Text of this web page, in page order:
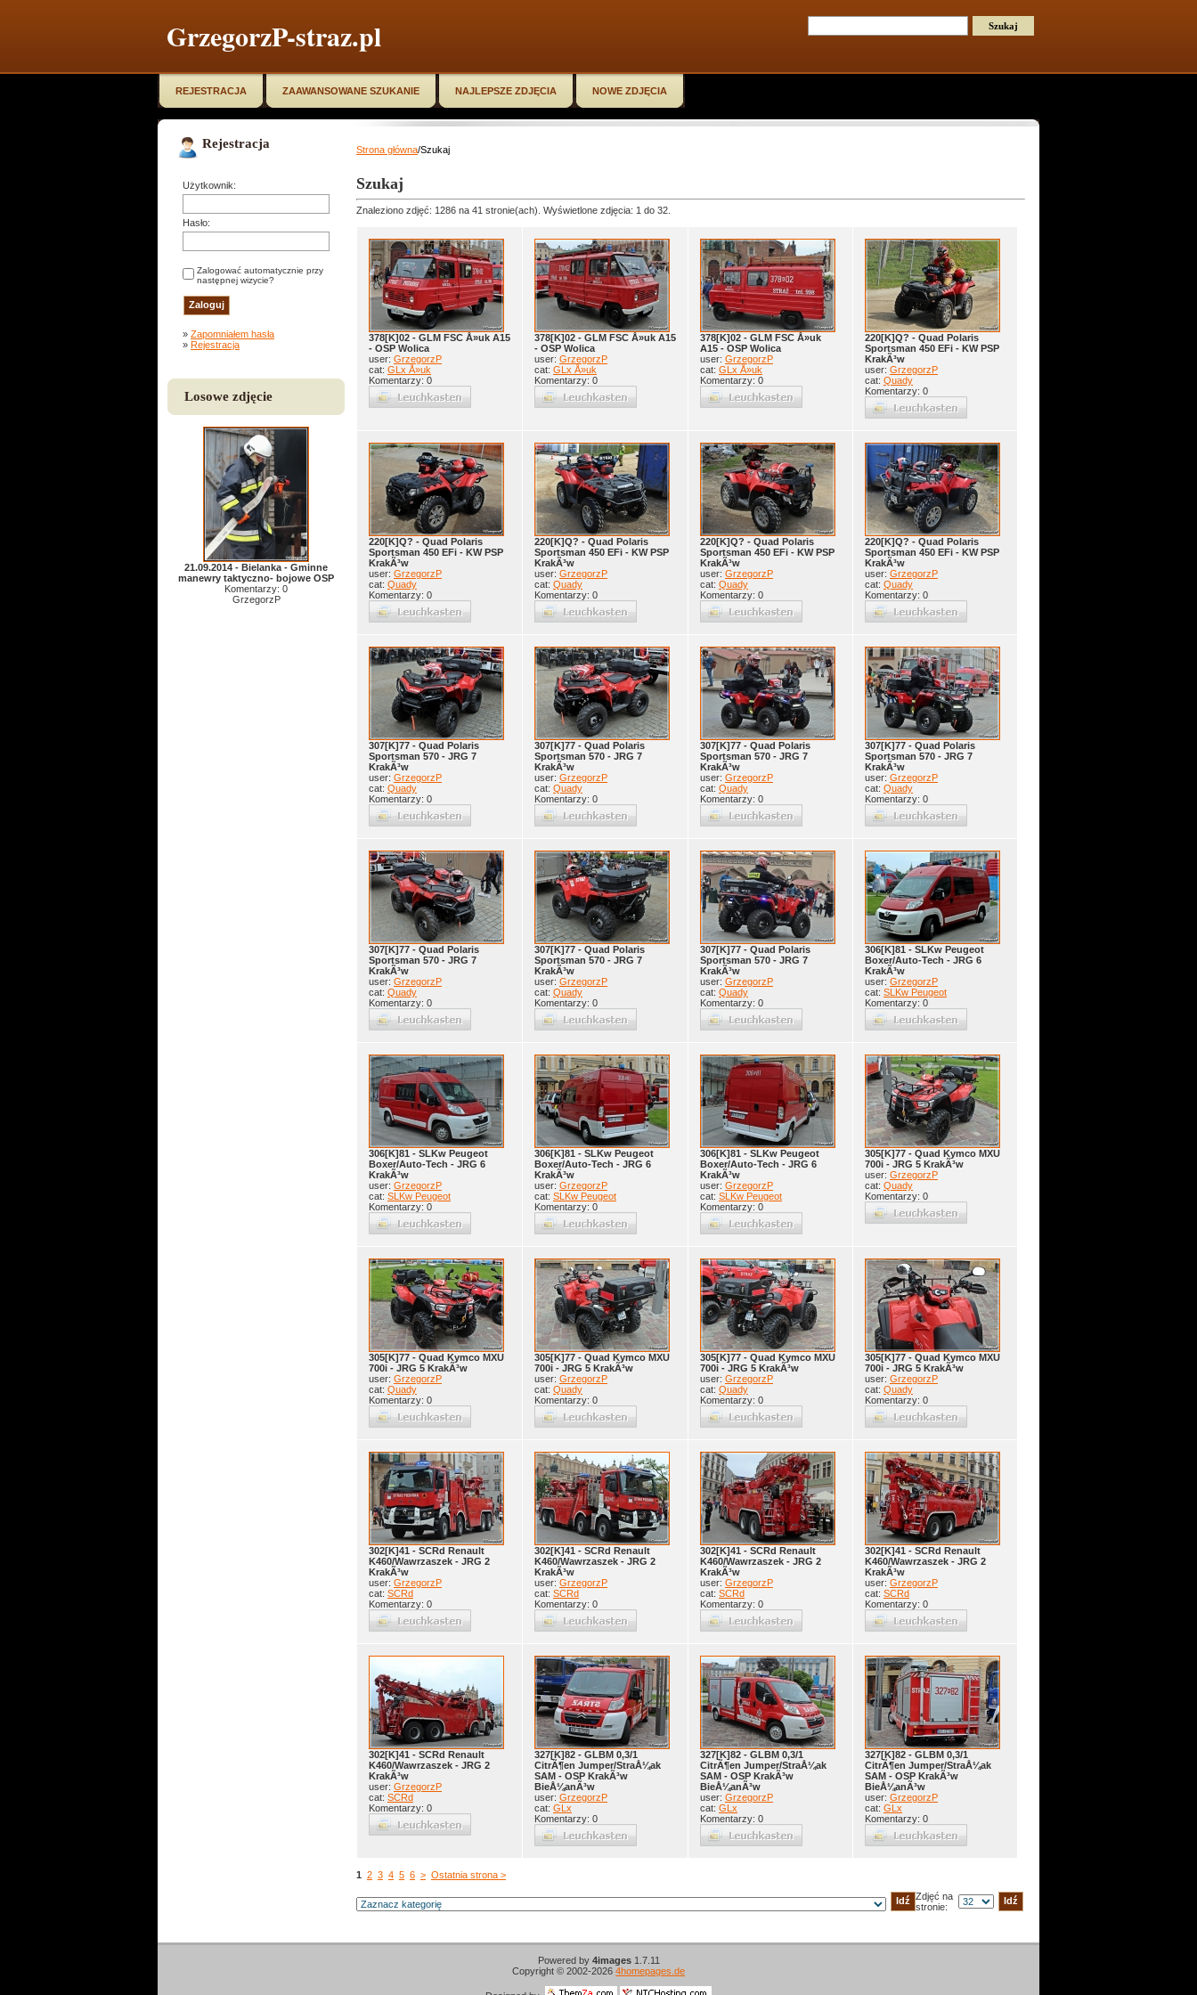
GrzegorzP-straz.pl
REJESTRACJA ZAAWANSOWANE SZUKANIE NAJLEPSZE ZDJĘCIA NOWE ZDJĘCIA
Rejestracja
Użytkownik:
Hasło:
Zalogować automatycznie przy
następnej wizycie?
» Zapomniałem hasła
» Rejestracja
Losowe zdjęcie
21.09.2014 - Bielanka - Gminne
manewry taktyczno- bojowe OSP
Komentarzy: 0
GrzegorzP
Strona główna/Szukaj
Szukaj
Znaleziono zdjęć: 1286 na 41 stronie(ach). Wyświetlone zdjęcia: 1 do 32.
378[K]02 - GLM FSC Å»uk A15
- OSP Wolica
user: GrzegorzP
cat: GLx Å»uk
Komentarzy: 0
378[K]02 - GLM FSC Å»uk A15
- OSP Wolica
user: GrzegorzP
cat: GLx Å»uk
Komentarzy: 0
378[K]02 - GLM FSC Å»uk
A15 - OSP Wolica
user: GrzegorzP
cat: GLx Å»uk
Komentarzy: 0
220[K]Q? - Quad Polaris
Sportsman 450 EFi - KW PSP
KrakÃ³w
user: GrzegorzP
cat: Quady
Komentarzy: 0
220[K]Q? - Quad Polaris
Sportsman 450 EFi - KW PSP
KrakÃ³w
user: GrzegorzP
cat: Quady
Komentarzy: 0
220[K]Q? - Quad Polaris
Sportsman 450 EFi - KW PSP
KrakÃ³w
user: GrzegorzP
cat: Quady
Komentarzy: 0
220[K]Q? - Quad Polaris
Sportsman 450 EFi - KW PSP
KrakÃ³w
user: GrzegorzP
cat: Quady
Komentarzy: 0
220[K]Q? - Quad Polaris
Sportsman 450 EFi - KW PSP
KrakÃ³w
user: GrzegorzP
cat: Quady
Komentarzy: 0
307[K]77 - Quad Polaris
Sportsman 570 - JRG 7
KrakÃ³w
user: GrzegorzP
cat: Quady
Komentarzy: 0
307[K]77 - Quad Polaris
Sportsman 570 - JRG 7
KrakÃ³w
user: GrzegorzP
cat: Quady
Komentarzy: 0
307[K]77 - Quad Polaris
Sportsman 570 - JRG 7
KrakÃ³w
user: GrzegorzP
cat: Quady
Komentarzy: 0
307[K]77 - Quad Polaris
Sportsman 570 - JRG 7
KrakÃ³w
user: GrzegorzP
cat: Quady
Komentarzy: 0
307[K]77 - Quad Polaris
Sportsman 570 - JRG 7
KrakÃ³w
user: GrzegorzP
cat: Quady
Komentarzy: 0
307[K]77 - Quad Polaris
Sportsman 570 - JRG 7
KrakÃ³w
user: GrzegorzP
cat: Quady
Komentarzy: 0
307[K]77 - Quad Polaris
Sportsman 570 - JRG 7
KrakÃ³w
user: GrzegorzP
cat: Quady
Komentarzy: 0
306[K]81 - SLKw Peugeot
Boxer/Auto-Tech - JRG 6
KrakÃ³w
user: GrzegorzP
cat: SLKw Peugeot
Komentarzy: 0
306[K]81 - SLKw Peugeot
Boxer/Auto-Tech - JRG 6
KrakÃ³w
user: GrzegorzP
cat: SLKw Peugeot
Komentarzy: 0
306[K]81 - SLKw Peugeot
Boxer/Auto-Tech - JRG 6
KrakÃ³w
user: GrzegorzP
cat: SLKw Peugeot
Komentarzy: 0
306[K]81 - SLKw Peugeot
Boxer/Auto-Tech - JRG 6
KrakÃ³w
user: GrzegorzP
cat: SLKw Peugeot
Komentarzy: 0
305[K]77 - Quad Kymco MXU
700i - JRG 5 KrakÃ³w
user: GrzegorzP
cat: Quady
Komentarzy: 0
305[K]77 - Quad Kymco MXU
700i - JRG 5 KrakÃ³w
user: GrzegorzP
cat: Quady
Komentarzy: 0
305[K]77 - Quad Kymco MXU
700i - JRG 5 KrakÃ³w
user: GrzegorzP
cat: Quady
Komentarzy: 0
305[K]77 - Quad Kymco MXU
700i - JRG 5 KrakÃ³w
user: GrzegorzP
cat: Quady
Komentarzy: 0
305[K]77 - Quad Kymco MXU
700i - JRG 5 KrakÃ³w
user: GrzegorzP
cat: Quady
Komentarzy: 0
302[K]41 - SCRd Renault
K460/Wawrzaszek - JRG 2
KrakÃ³w
user: GrzegorzP
cat: SCRd
Komentarzy: 0
302[K]41 - SCRd Renault
K460/Wawrzaszek - JRG 2
KrakÃ³w
user: GrzegorzP
cat: SCRd
Komentarzy: 0
302[K]41 - SCRd Renault
K460/Wawrzaszek - JRG 2
KrakÃ³w
user: GrzegorzP
cat: SCRd
Komentarzy: 0
302[K]41 - SCRd Renault
K460/Wawrzaszek - JRG 2
KrakÃ³w
user: GrzegorzP
cat: SCRd
Komentarzy: 0
302[K]41 - SCRd Renault
K460/Wawrzaszek - JRG 2
KrakÃ³w
user: GrzegorzP
cat: SCRd
Komentarzy: 0
327[K]82 - GLBM 0,3/1
CitrÃ¶en Jumper/StraÅ¼ak
SAM - OSP KrakÃ³w
BieÅ¼anÃ³w
user: GrzegorzP
cat: GLx
Komentarzy: 0
327[K]82 - GLBM 0,3/1
CitrÃ¶en Jumper/StraÅ¼ak
SAM - OSP KrakÃ³w
BieÅ¼anÃ³w
user: GrzegorzP
cat: GLx
Komentarzy: 0
327[K]82 - GLBM 0,3/1
CitrÃ¶en Jumper/StraÅ¼ak
SAM - OSP KrakÃ³w
BieÅ¼anÃ³w
user: GrzegorzP
cat: GLx
Komentarzy: 0
1 2 3 4 5 6 > Ostatnia strona >
Zdjęć na
stronie:
Powered by 4images1.7.11
Copyright © 2002-2026 4homepages.de